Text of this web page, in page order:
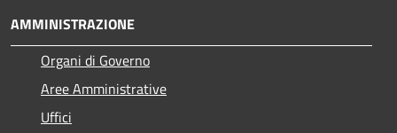
AMMINISTRAZIONE
Organi di Governo
Aree Amministrative
Uffici